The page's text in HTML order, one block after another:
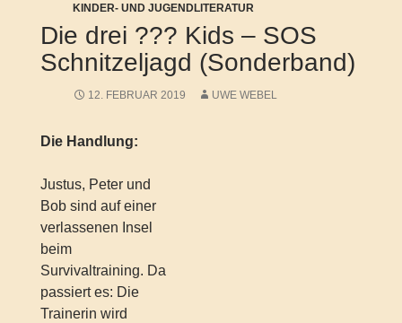
KINDER- UND JUGENDLITERATUR
Die drei ??? Kids – SOS
Schnitzeljagd (Sonderband)
12. FEBRUAR 2019 UWE WEBEL
Die Handlung:
Justus, Peter und
Bob sind auf einer
verlassenen Insel
beim
Survivaltraining. Da
passiert es: Die
Trainerin wird